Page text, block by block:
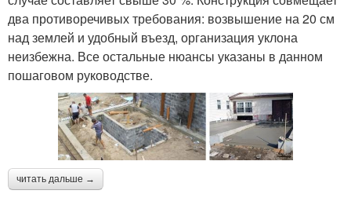
два противоречивых требования: возвышение на 20 см
над землей и удобный въезд, организация уклона
неизбежна. Все остальные нюансы указаны в данном
пошаговом руководстве.
читать дальше →